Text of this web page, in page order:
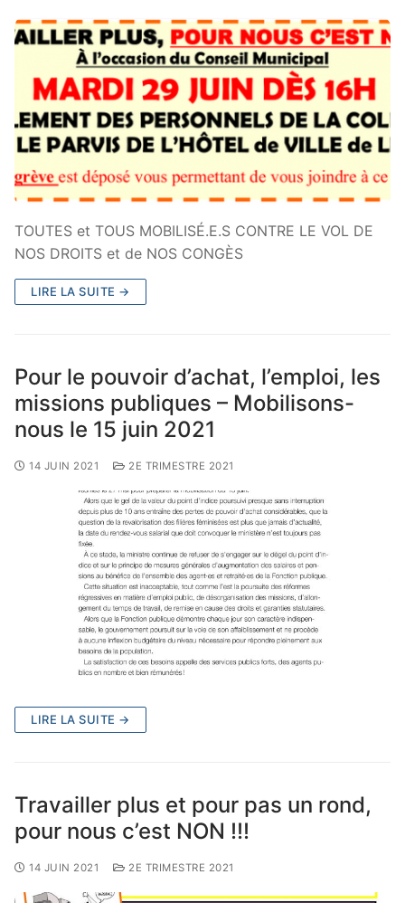
TOUTES et TOUS MOBILISÉ.E.S CONTRE LE VOL DE
NOS DROITS et de NOS CONGÈS
LIRE LA SUITE →
Pour le pouvoir d’achat, l’emploi, les
missions publiques – Mobilisons-
nous le 15 juin 2021
14 JUIN 2021 2E TRIMESTRE 2021
LIRE LA SUITE →
Travailler plus et pour pas un rond,
pour nous c’est NON !!!
14 JUIN 2021 2E TRIMESTRE 2021